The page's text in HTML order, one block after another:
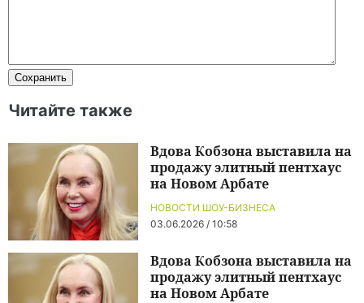
Читайте также
НОВОСТИ ШОУ-БИЗНЕСА
03.06.2026 / 10:58
Вдова Кобзона выставила на
продажу элитный пентхаус
на Новом Арбате
Вдова Кобзона выставила на
продажу элитный пентхаус
на Новом Арбате